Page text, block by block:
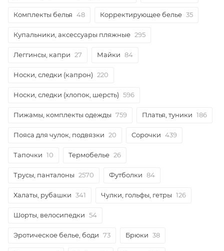
Комплекты белья 48 Корректирующее белье 35
Купальники, аксессуары пляжные 295
Леггинсы, капри 27 Майки 84
Носки, следки (капрон) 220
Носки, следки (хлопок, шерсть) 596
Пижамы, комплекты одежды 759 Платья, туники 186
Пояса для чулок, подвязки 20 Сорочки 439
Тапочки 10 Термобелье 26
Трусы, панталоны 2570 Футболки 84
Халаты, рубашки 341 Чулки, гольфы, гетры 126
Шорты, велосипедки 54
Эротическое белье, боди 73 Брюки 38